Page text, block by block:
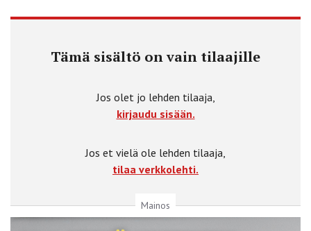
Tämä sisältö on vain tilaajille
Jos olet jo lehden tilaaja,
kirjaudu sisään.
Jos et vielä ole lehden tilaaja,
tilaa verkkolehti.
Mainos